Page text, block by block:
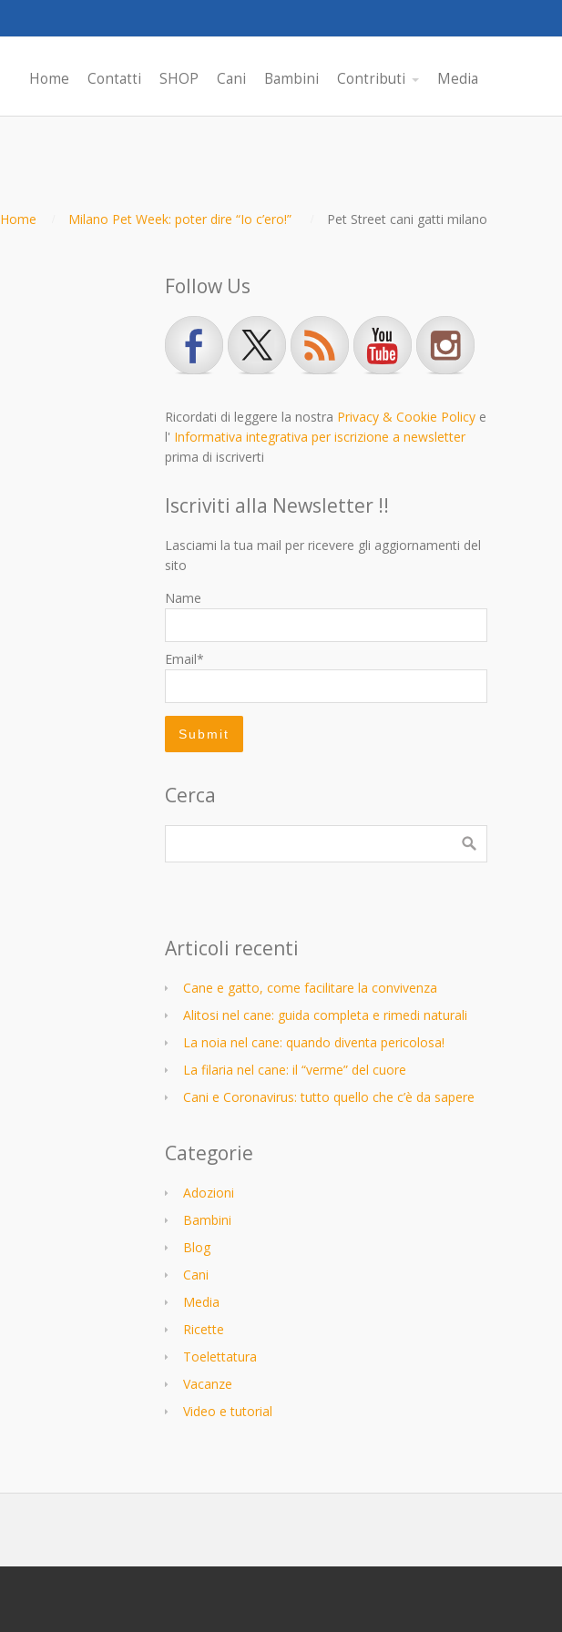
Home Contatti SHOP Cani Bambini Contributi Media
Home Milano Pet Week: poter dire “Io c’ero!” Pet Street cani gatti milano
Follow Us
Ricordati di leggere la nostra Privacy & Cookie Policye
l' Informativa integrativa per iscrizione a newsletter
prima di iscriverti
Iscriviti alla Newsletter !!
Lasciami la tua mail per ricevere gli aggiornamenti del
sito
Name
Email*
Cerca
Articoli recenti
Cane e gatto, come facilitare la convivenza
Alitosi nel cane: guida completa e rimedi naturali
La noia nel cane: quando diventa pericolosa!
La filaria nel cane: il “verme” del cuore
Cani e Coronavirus: tutto quello che c’è da sapere
Categorie
Adozioni
Bambini
Blog
Cani
Media
Ricette
Toelettatura
Vacanze
Video e tutorial